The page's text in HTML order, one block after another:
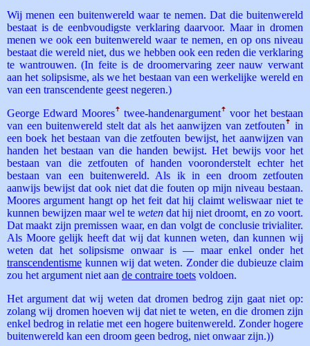
Wij menen een buitenwereld waar te nemen. Dat die buitenwereld
bestaat is de eenbvoudigste verklaring daarvoor. Maar in dromen
menen we ook een buitenwereld waar te nemen, en op ons niveau
bestaat die wereld niet, dus we hebben ook een reden die verklaring
te wantrouwen. (In feite is de droomervaring zeer nauw verwant
aan het solipsisme, als we het bestaan van een werkelijke wereld en
van een transcendente geest negeren.)
George Edward Mooresꜛ twee-handenargumentꜛ voor het bestaan
van een buitenwereld stelt dat als het aanwijzen van zetfouten ꜛ in
een boek het bestaan van die zetfouten bewijst, het aanwijzen van
handen het bestaan van die handen bewijst. Het bewijs voor het
bestaan van die zetfouten of handen vooronderstelt echter het
bestaan van een buitenwereld. Als ik in een droom zetfouten
aanwijs bewijst dat ook niet dat die fouten op mijn niveau bestaan.
Moores argument hangt op het feit dat hij claimt weliswaar niet te
kunnen bewijzen maar wel te weten dat hij niet droomt, en zo voort.
Dat maakt zijn premissen waar, en dan volgt de conclusie trivialiter.
Als Moore gelijk heeft dat wij dat kunnen weten, dan kunnen wij
weten dat het solipsisme onwaar is — maar enkel onder het
transcendentisme kunnen wij dat weten. Zonder die dubieuze claim
zou het argument niet aan de contraire toets voldoen.
Het argument dat wij weten dat dromen bedrog zijn gaat niet op:
zolang wij dromen hoeven wij dat niet te weten, en die dromen zijn
enkel bedrog in relatie met een hogere buitenwereld. Zonder hogere
buitenwereld kan een droom geen bedrog, niet onwaar zijn.))